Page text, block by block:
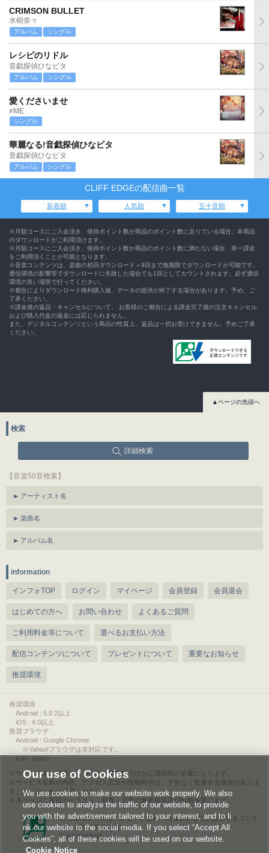
CRIMSON BULLET
水樹奈々
アルバム シングル
レシピのリドル
音戯探偵ひなビタ
アルバム シングル
愛くださいませ
≠ME
シングル
華麗なる!音戯探偵ひなビタ
音戯探偵ひなビタ
アルバム シングル
CLIFF EDGEの配信曲一覧
新着順 人気順 五十音順
※月額コースにご入会頂き、保持ポイント数が商品のポイント数に足りている場合、本商品
のダウンロードがご利用頂けます。
※月額コースにご入会頂き、保持ポイント数が商品のポイント数に満たない場合、単一課金
をご利用頂くことが可能となります。
※音楽コンテンツは、楽曲の初回ダウンロード＋9回まで無期限でダウンロードが可能です。
通信環境の影響等でダウンロードに失敗した場合でも1回としてカウントされます。必ず通信
環境の良い場所で行ってください。
※都合によりダウンロード権利購入後、データの提供が終了する場合があります。予め、ご
了承ください。
※課金後の返品・キャンセルについて、 お客様のご都合による課金完了後の注文キャンセル
および購入代金の返金には応じられません。
また、デジタルコンテンツという商品の性質上、返品は一切お受けできません。予めご了承
ください。
▲ページの先頭へ
検索
詳細検索
【音楽50音検索】
アーティスト名
楽曲名
アルバム名
information
インフォTOP ログイン マイページ 会員登録 会員退会
はじめての方へ お問い合わせ よくあるご質問
ご利用料金等について 選べるお支払い方法
配信コンテンツについて プレゼントについて 重要なお知らせ
推奨環境
推奨環境
Android : 5.0.2以上
iOS : 9.0以上
推奨ブラウザ
Android : Google Chrome
※Yahoo!ブラウザは非対応です。
iOS : Safari
サービスをご利用されるには、情報料のほかに通信料が必要になります。
サービス名称や内容、アクセス方法や情報料等は、予告なく変更する場合がありま
す。あらかじめご了承ください。
本ページに掲載のイラスト・写真・文章の無断複写及び転載を禁じます。
このエルマークは、レコード会社・映像製作会社が提供するコンテ
ンツを示す登録商標です。
RIAJ00013011
Our use of Cookies
We use cookies to make our website work properly. We also
use cookies to analyze the traffic of our website, to provide
you with the advertisement tailored to your interest, and to li
nk our website to the social media. If you select “Accept All
Cookies”, all of these cookies will be used on our website.
Cookie Notice